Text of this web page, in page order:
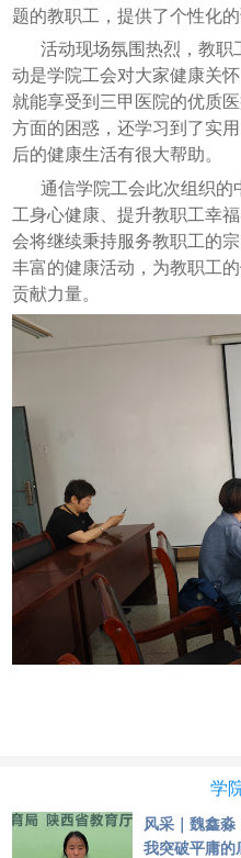
题的教职工，提供了个性化
活动现场氛围热烈，教职
动是学院工会对大家健康关
就能享受到三甲医院的优质
方面的困惑，还学习到了实
后的健康生活有很大帮助。
通信学院工会此次组织的
工身心健康、提升教职工幸
会将继续秉持服务教职工的
丰富的健康活动，为教职工
贡献力量。
学
风采｜魏鑫
我突破平庸的